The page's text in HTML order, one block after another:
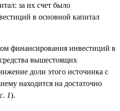
за их счет было
в основной капитал
финансирования инвестиций в
вышестоящих
доли этого источника с
находится на достаточно
1).